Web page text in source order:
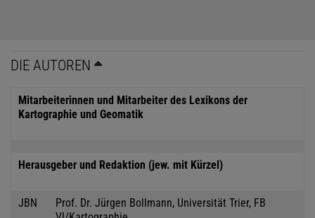
DIE AUTOREN
Mitarbeiterinnen und Mitarbeiter des Lexikons der
Kartographie und Geomatik
Herausgeber und Redaktion (jew. mit Kürzel)
JBN
Prof. Dr. Jürgen Bollmann, Universität Trier, FB